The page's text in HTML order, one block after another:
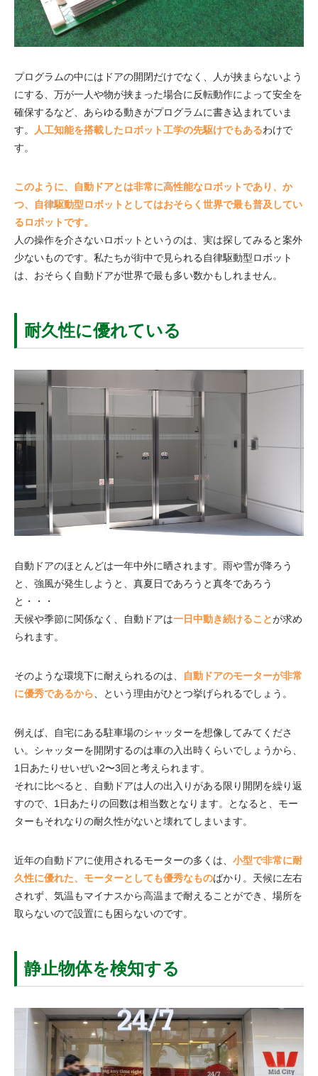
プログラムの中にはドアの開閉だけでなく、人が挟まらないよう
にする、万が一人や物が挟まった場合に反転動作によって安全を
確保するなど、あらゆる動きがプログラムに書き込まれていま
す。
人工知能を搭載したロボット工学の先駆けでもあるわけで
す。
このように、自動ドアとは非常に高性能なロボットであり、か
つ、自律駆動型ロボットとしてはおそらく世界で最も普及してい
るロボットです。
人の操作を介さないロボットというのは、実は探してみると案外
少ないものです。私たちが街中で見られる自律駆動型ロボット
は、おそらく自動ドアが世界で最も多い数かもしれません。
耐久性に優れている
自動ドアのほとんどは一年中外に晒されます。雨や雪が降ろう
と、強風が発生しようと、真夏日であろうと真冬であろう
と・・・
天候や季節に関係なく、自動ドアは一日中動き続けることが求め
られます。
そのような環境下に耐えられるのは、
自動ドアのモーターが非常
に優秀であるから 、という理由がひとつ挙げられるでしょう。
例えば、自宅にある駐車場のシャッターを想像してみてくださ
い。シャッターを開閉するのは車の入出時くらいでしょうから、
1日あたりせいぜい2〜3回と考えられます。
それに比べると、自動ドアは人の出入りがある限り開閉を繰り返
すので、1日あたりの回数は相当数となります。となると、モー
ターもそれなりの耐久性がないと壊れてしまいます。
近年の自動ドアに使用されるモーターの多くは、 小型で非常に耐
久性に優れた、モーターとしても優秀なものばかり。天候に左右
されず、気温もマイナスから高温まで耐えることができ、場所を
取らないので設置にも困らないのです。
静止物体を検知する